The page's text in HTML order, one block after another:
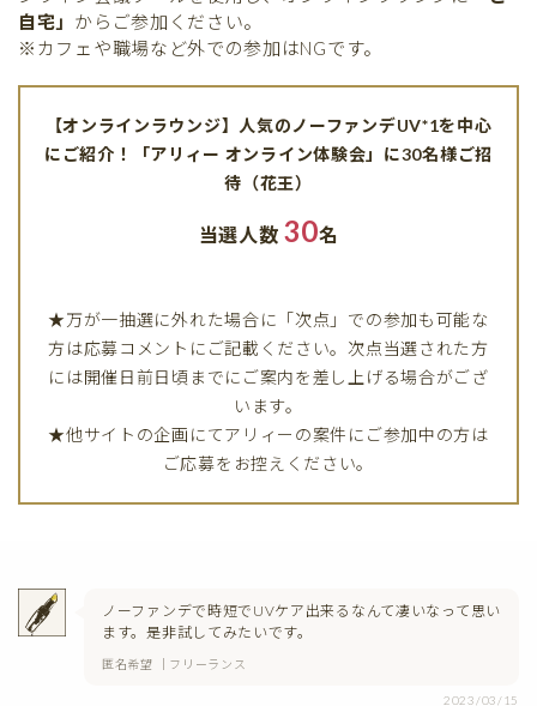
自宅」 からご参加ください。
※カフェや職場など外での参加はNGです。
【オンラインラウンジ】人気のノーファンデUV*1を中心
にご紹介！「アリィー オンライン体験会」に30名様ご招
待（花王）
当選人数 30名
★万が一抽選に外れた場合に「次点」での参加も可能な
方は応募コメントにご記載ください。次点当選された方
には開催日前日頃までにご案内を差し上げる場合がござ
います。
★他サイトの企画にてアリィーの案件にご参加中の方は
ご応募をお控えください。
ノーファンデで時短でUVケア出来るなんて凄いなって思い
ます。是非試してみたいです。
匿名希望 ｜フリーランス
2023/03/15